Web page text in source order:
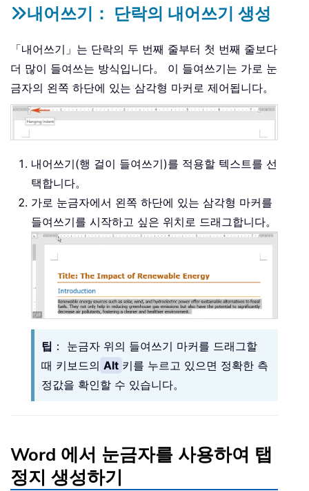
내어쓰기： 단락의 내어쓰기 생성
「내어쓰기」는 단락의 두 번째 줄부터 첫 번째 줄보다
더 많이 들여쓰는 방식입니다。 이 들여쓰기는 가로 눈
금자의 왼쪽 하단에 있는 삼각형 마커로 제어됩니다。
내어쓰기(행 걸이 들여쓰기)를 적용할 텍스트를 선
택합니다。
가로 눈금자에서 왼쪽 하단에 있는 삼각형 마커를
들여쓰기를 시작하고 싶은 위치로 드래그합니다。
팁 ： 눈금자 위의 들여쓰기 마커를 드래그할
때 키보드의 Alt 키를 누르고 있으면 정확한 측
정값을 확인할 수 있습니다。
Word 에서 눈금자를 사용하여 탭
정지 생성하기